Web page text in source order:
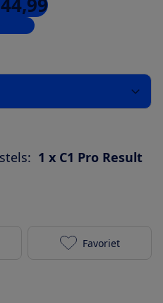
1 x C1 Pro Result
Philips
Favoriet